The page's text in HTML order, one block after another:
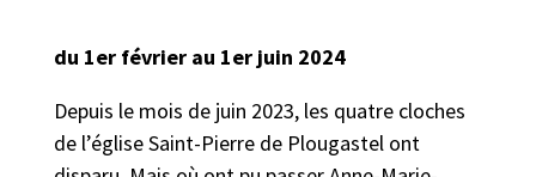
du 1er février au 1er juin 2024
Depuis le mois de juin 2023, les quatre cloches
de l’église Saint-Pierre de Plougastel ont